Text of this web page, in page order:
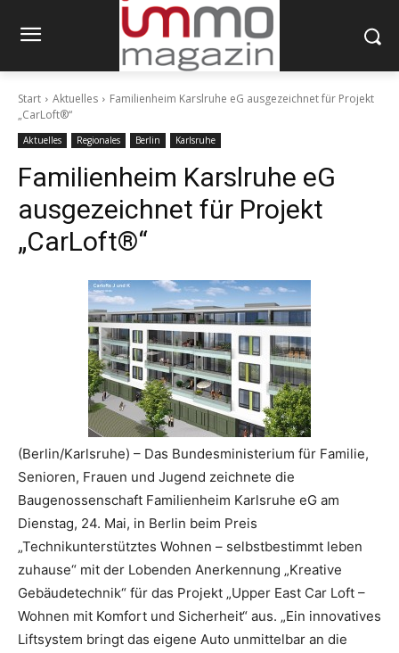
Start Aktuelles
Familienheim Karslruhe eG ausgezeichnet für Projekt
„CarLoft®“
Aktuelles Regionales Berlin Karlsruhe
Familienheim Karslruhe eG
ausgezeichnet für Projekt
„CarLoft®“
(Berlin/Karlsruhe) – Das Bundesministerium für Familie,
Senioren, Frauen und Jugend zeichnete die
Baugenossenschaft Familienheim Karlsruhe eG am
Dienstag, 24. Mai, in Berlin beim Preis
„Technikunterstütztes Wohnen – selbstbestimmt leben
zuhause“ mit der Lobenden Anerkennung „Kreative
Gebäudetechnik“ für das Projekt „Upper East Car Loft –
Wohnen mit Komfort und Sicherheit“ aus. „Ein innovatives
Liftsystem bringt das eigene Auto unmittelbar an die